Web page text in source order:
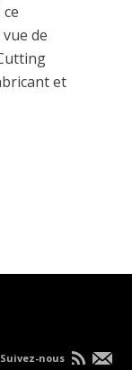
de
et
Suivez-nous